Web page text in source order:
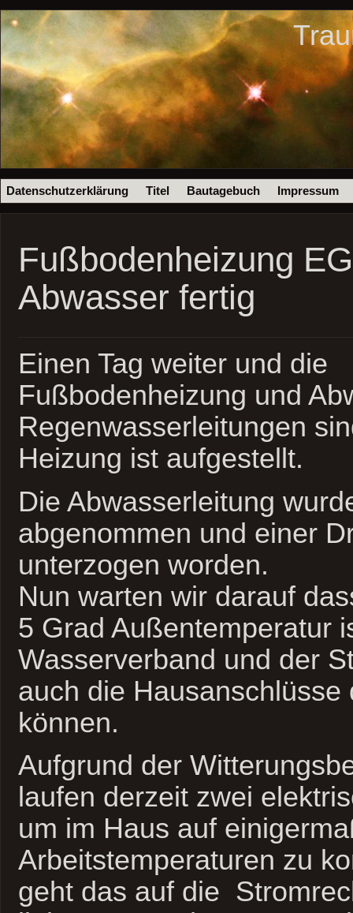
Datenschutzerklärung Titel Bautagebuch Impressum
Fußbodenheizung
Abwasser fertig
Einen Tag weiter und die
Fußbodenheizung und
Regenwasserleitungen
Heizung ist aufgestellt.
Die Abwasserleitung
abgenommen und einer
unterzogen worden.
Nun warten wir darauf
5 Grad Außentemperatur
Wasserverband und der
auch die Hausanschlüsse
können.
Aufgrund der
laufen derzeit zwei
um im Haus auf
Arbeitstemperaturen zu
geht das auf die